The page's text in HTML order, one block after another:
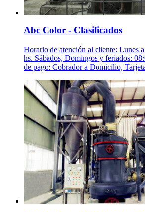
Abc Color - Clasificados
Horario de atención al cliente: Lunes
hs. Sábados, Domingos y feriados:
de pago: Cobrador a Domicilio,